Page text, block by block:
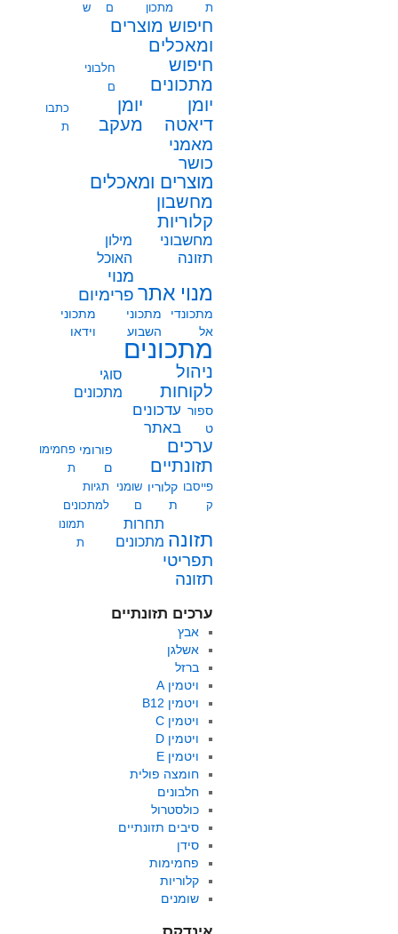
ת
מתכון
ם
ש
חיפוש מוצרים
ומאכלים
חיפוש
מתכונים
חלבוני
ם
יומן
דיאטה
יומן
מעקב
כתבו
ת
מאמני
כושר
מוצרים ומאכלים
מחשבון
קלוריות
מחשבוני
תזונה
מילון
האוכל
מנוי אתר
מנוי
פרימיום
מתכונדי
אל
מתכוני
השבוע
מתכוני
וידאו
מתכונים
ניהול
לקוחות
סוגי
מתכונים
ספור
ט
עדכונים
באתר
ערכים
תזונתיים
פורומי
ם
פחמימו
ת
פייסבו
ק
קלוריו
ת
שומני
ם
תגיות
למתכונים
תזונה
תחרות
מתכונים
תמונו
ת
תפריטי
תזונה
ערכים תזונתיים
אבץ
אשלגן
ברזל
ויטמין A
ויטמין B12
ויטמין C
ויטמין D
ויטמין E
חומצה פולית
חלבונים
כולסטרול
סיבים תזונתיים
סידן
פחמימות
קלוריות
שומנים